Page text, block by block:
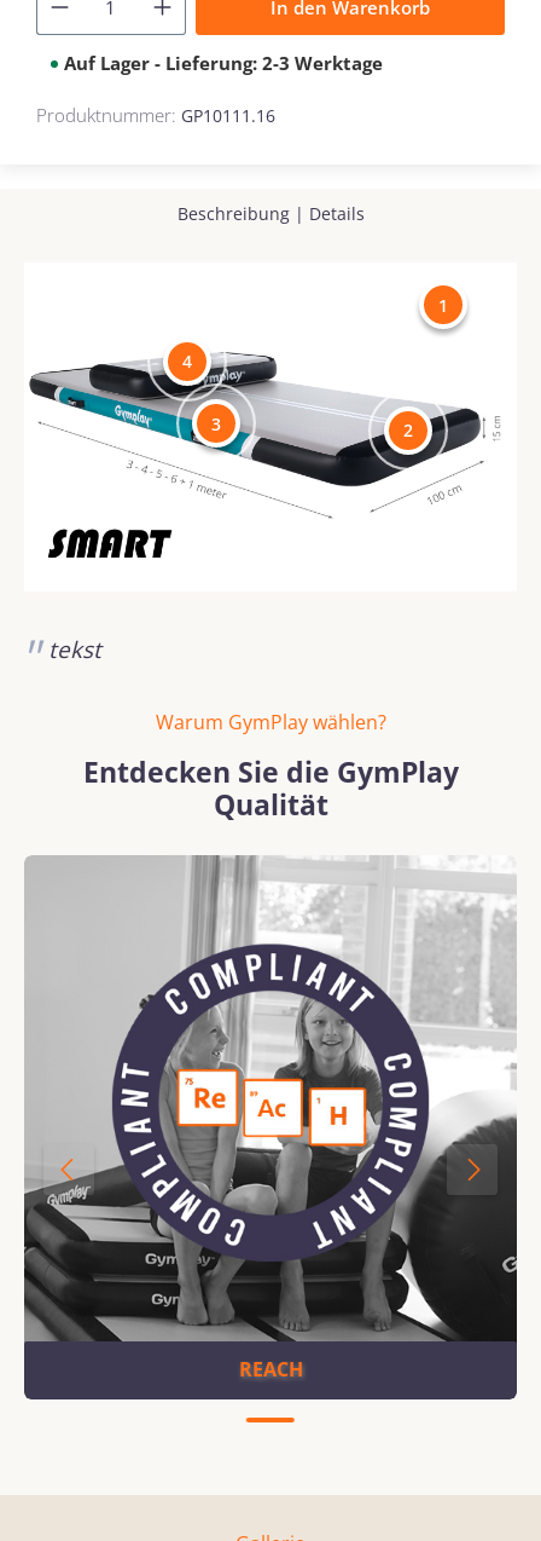
In den Warenkorb
Auf Lager - Lieferung: 2-3 Werktage
Produktnummer: GP10111.16
Beschreibung| Details
1
2
3
4
tekst
Warum GymPlay wählen?
Entdecken Sie die GymPlay
Qualität
Bildergalerie überspringen
REACH
REACH